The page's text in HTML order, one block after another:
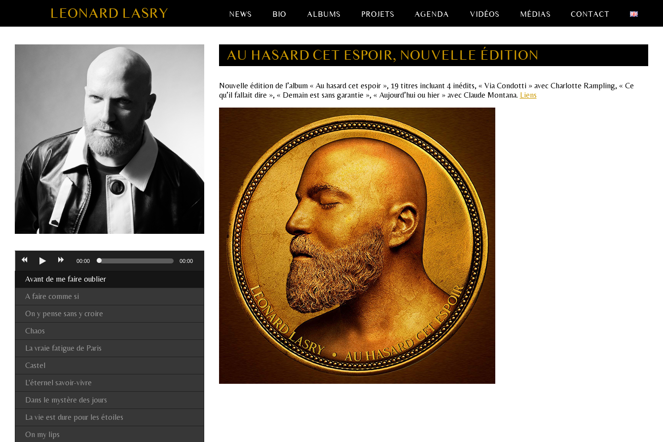
LEONARD LASRY NEWS BIO ALBUMS PROJETS AGENDA VIDÉOS MÉDIAS CONTACT
AU HASARD CET ESPOIR, NOUVELLE ÉDITION
Nouvelle édition de l’album « Au hasard cet espoir », 19 titres incluant 4 inédits, « Via Condotti » avec Charlotte Rampling, « Ce
qu’il fallait dire », « Demain est sans garantie », « Aujourd’hui ou hier » avec Claude Montana. Liens
Avant de me faire oublier
A faire comme si
On y pense sans y croire
Chaos
La vraie fatigue de Paris
Castel
L'éternel savoir-vivre
Dans le mystère des jours
La vie est dure pour les étoiles
On my lips
00:00 00:00